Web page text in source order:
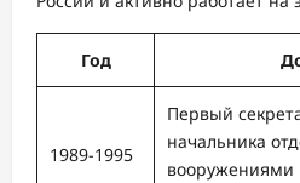
Год
1989-1995
Первый
начальника